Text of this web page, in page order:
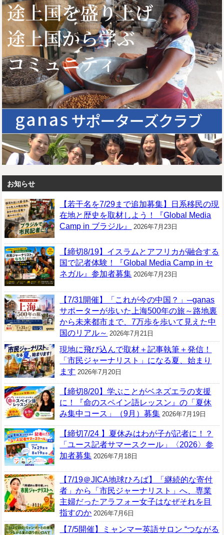
お知らせ
【若干名を7/29まで追加募集】日系移民の現
在地と歴史を取材しよう！『Global Media
Camp in ブラジル』
2026年7月23日
【締切8/19】イスラムとアフリカが融合する
国で記者体験！『Global Media Camp in セ
ネガル』参加者募集 2026年7月23日
【7/31開催】「これが今の中国？」─ganas
サポーターが歩いた上海500年の旅～路地裏
から未来都市まで、7万歩を歩いて見えた中
国のリアル～ 2026年7月21日
現地に飛び込んで取材＋記事執筆＋発信！
「市民ジャーナリスト」になる夏、始まり
ます 2026年7月20日
【締切8/20】学ぶことがベネズエラの支援
に！『命のスペイン語レッスン』の「夏休
み集中コース」（9月）募集 2026年7月19日
【締切7/24 】夏休みはわが子が記者に！？
「ユース記者サマースクール」〈2026〉参
加者募集 2026年7月18日
【7/19＠JICA地球ひろば】「継続的な寄付
者」から「市民ジャーナリスト」へ、専業
主婦だったアラフォー女子はなぜそれを目
指すのか 2026年7月6日
【7/5開催】ミャンマー英語サロン “つながる